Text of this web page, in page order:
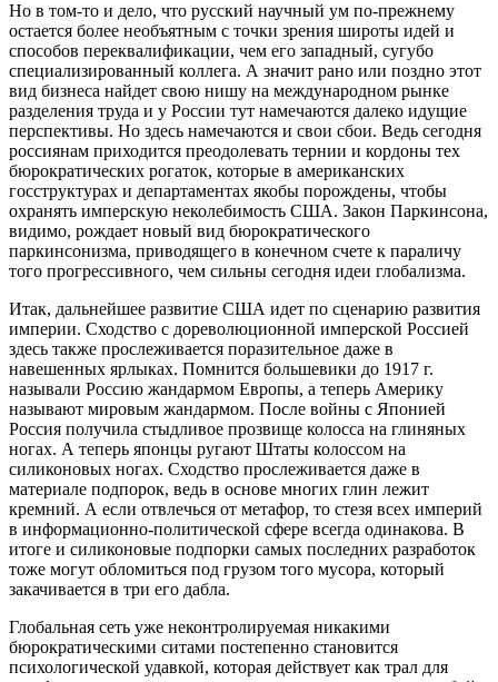
Но в том-то и дело, что русский научный ум по-прежнему
остается более необъятным с точки зрения широты идей и
способов переквалификации, чем его западный, сугубо
специализированный коллега. А значит рано или поздно этот
вид бизнеса найдет свою нишу на международном рынке
разделения труда и у России тут намечаются далеко идущие
перспективы. Но здесь намечаются и свои сбои. Ведь сегодня
россиянам приходится преодолевать тернии и кордоны тех
бюрократических рогаток, которые в американских
госструктурах и департаментах якобы порождены, чтобы
охранять имперскую неколебимость США. Закон Паркинсона,
видимо, рождает новый вид бюрократического
паркинсонизма, приводящего в конечном счете к параличу
того прогрессивного, чем сильны сегодня идеи глобализма.
Итак, дальнейшее развитие США идет по сценарию развития
империи. Сходство с дореволюционной имперской Россией
здесь также прослеживается поразительное даже в
навешенных ярлыках. Помнится большевики до 1917 г.
называли Россию жандармом Европы, а теперь Америку
называют мировым жандармом. После войны с Японией
Россия получила стыдливое прозвище колосса на глиняных
ногах. А теперь японцы ругают Штаты колоссом на
силиконовых ногах. Сходство прослеживается даже в
материале подпорок, ведь в основе многих глин лежит
кремний. А если отвлечься от метафор, то стезя всех империй
в информационно-политической сфере всегда одинакова. В
итоге и силиконовые подпорки самых последних разработок
тоже могут обломиться под грузом того мусора, который
закачивается в три его дабла.
Глобальная сеть уже неконтролируемая никакими
бюрократическими ситами постепенно становится
психологической удавкой, которая действует как трал для